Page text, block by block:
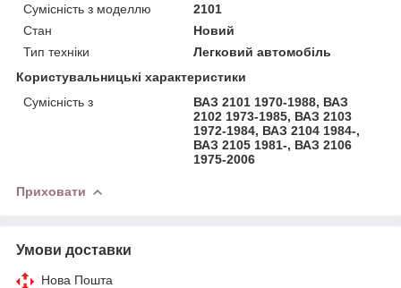
Сумісність з моделлю
2101
Стан
Новий
Тип техніки
Легковий автомобіль
Користувальницькі характеристики
Сумісність з
ВАЗ 2101 1970-1988, ВАЗ
2102 1973-1985, ВАЗ 2103
1972-1984, ВАЗ 2104 1984-,
ВАЗ 2105 1981-, ВАЗ 2106
1975-2006
Приховати
Умови доставки
Нова Пошта